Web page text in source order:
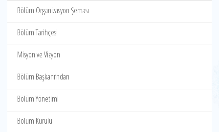
Bölüm Organizasyon Şeması
Bölüm Tarihçesi
Misyon ve Vizyon
Bölüm Başkanı‘ndan
Bölüm Yönetimi
Bölüm Kurulu